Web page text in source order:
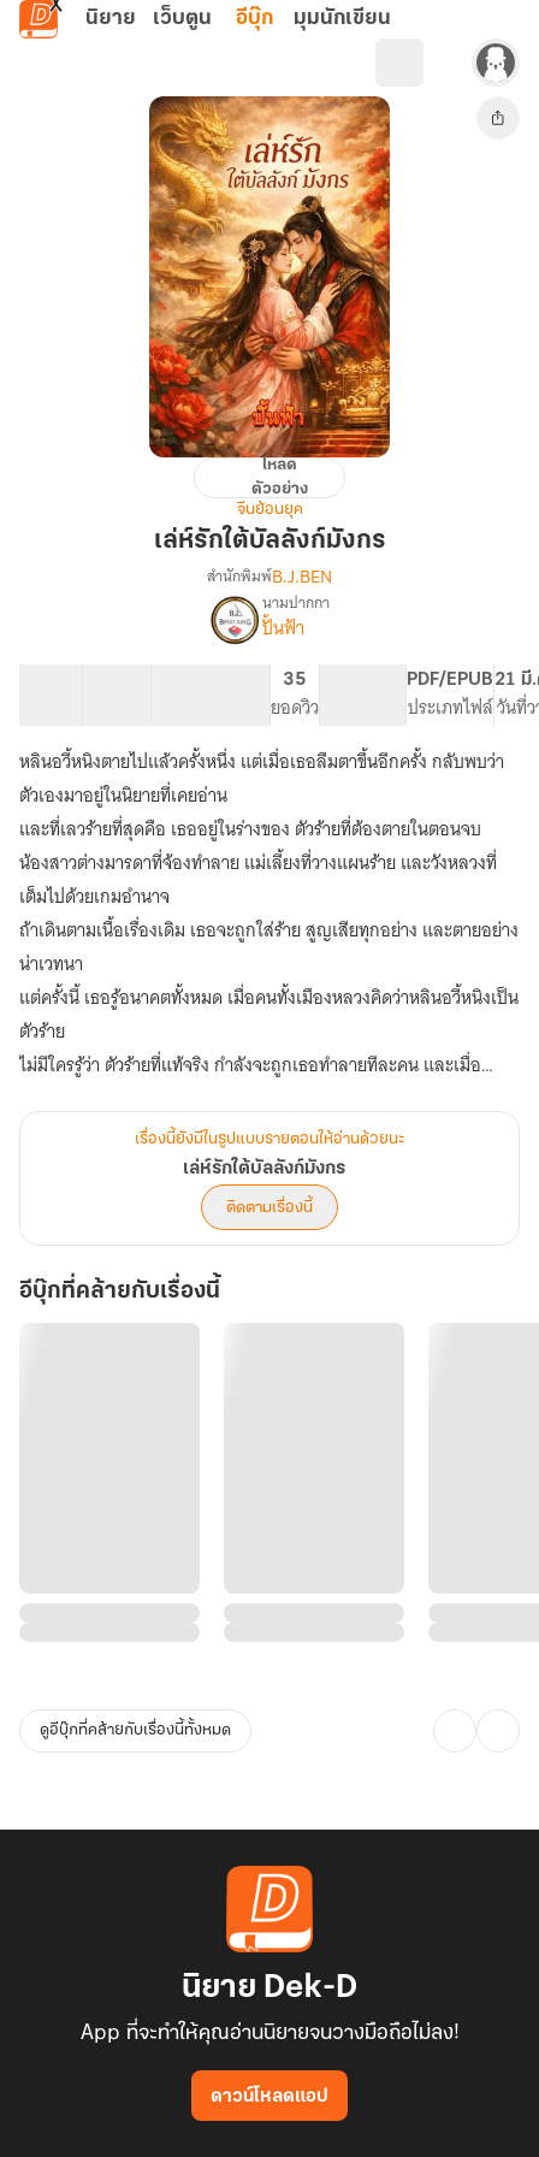
ข้ามไปยังเนื้อหาหลัก
นิยาย เว็บตูน อีบุ๊ก มุมนักเขียน
ใต้
โหลด
ตัวอย่าง
จีนย้อนยุค
เล่ห์รักใต้บัลลังก์มังกร
เรื่อง
เล่ห์
รัก
ใต้
บัลลังก์
มังกร
สำนักพิมพ์B.J.BEN
นามปากกา
ปั้นฟ้า
35
ยอดวิว
PDF/EPUB
ประเภทไฟล์
21 มี
วันที่
หลินอวี้หนิงตายไปแล้วครั้งหนึ่ง แต่เมื่อเธอลืมตาขึ้นอีกครั้ง กลับพบว่า
ตัวเองมาอยู่ในนิยายที่เคยอ่าน
และที่เลวร้ายที่สุดคือ เธออยู่ในร่างของ ตัวร้ายที่ต้องตายในตอนจบ
น้องสาวต่างมารดาที่จ้องทำลาย แม่เลี้ยงที่วางแผนร้าย และวังหลวงที่
เต็มไปด้วยเกมอำนาจ
ถ้าเดินตามเนื้อเรื่องเดิม เธอจะถูกใส่ร้าย สูญเสียทุกอย่าง และตายอย่าง
น่าเวทนา
แต่ครั้งนี้ เธอรู้อนาคตทั้งหมด เมื่อคนทั้งเมืองหลวงคิดว่าหลินอวี้หนิงเป็น
ตัวร้าย
ไม่มีใครรู้ว่า ตัวร้ายที่แท้จริง กำลังจะถูกเธอทำลายทีละคน และเมื่อ
เรื่องนี้ยังมีในรูปแบบรายตอนให้อ่านด้วยนะ
เล่ห์รักใต้บัลลังก์มังกร
ติดตามเรื่องนี้
อีบุ๊กที่คล้ายกับเรื่องนี้
ดูอีบุ๊กที่คล้ายกับเรื่องนี้ทั้งหมด
นิยาย Dek-D
App ที่จะทำให้คุณอ่านนิยายจนวางมือถือไม่ลง!
ดาวน์โหลดแอป